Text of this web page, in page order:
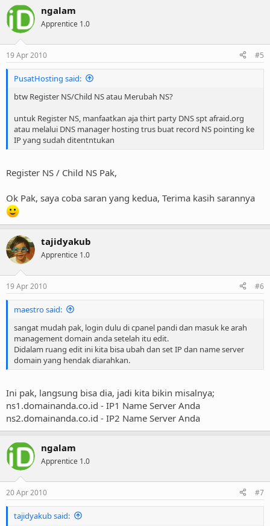
ngalam
Apprentice 1.0
19 Apr 2010 #5
PusatHosting said:
btw Register NS/Child NS atau Merubah NS?
untuk Register NS, manfaatkan aja thirt party DNS spt afraid.org
atau melalui DNS manager hosting trus buat record NS pointing ke
IP yang sudah ditentntukan
Register NS / Child NS Pak,
Ok Pak, saya coba saran yang kedua, Terima kasih sarannya
tajidyakub
Apprentice 1.0
19 Apr 2010 #6
maestro said:
sangat mudah pak, login dulu di cpanel pandi dan masuk ke arah
management domain anda setelah itu edit.
Didalam ruang edit ini kita bisa ubah dan set IP dan name server
domain yang hendak diarahkan.
Ini pak, langsung bisa dia, jadi kita bikin misalnya;
ns1.domainanda.co.id - IP1 Name Server Anda
ns2.domainanda.co.id - IP2 Name Server Anda
ngalam
Apprentice 1.0
20 Apr 2010 #7
tajidyakub said: